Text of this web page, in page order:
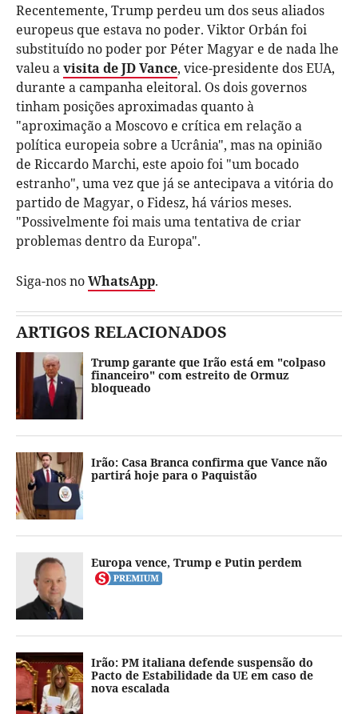
Recentemente, Trump perdeu um dos seus aliados
europeus que estava no poder. Viktor Orbán foi
substituído no poder por Péter Magyar e de nada lhe
valeu avisita de JD Vance, vice-presidente dos EUA,
durante a campanha eleitoral. Os dois governos
tinham posições aproximadas quanto à
"aproximação a Moscovo e crítica em relação a
política europeia sobre a Ucrânia", mas na opinião
de Riccardo Marchi, este apoio foi "um bocado
estranho", uma vez que já se antecipava a vitória do
partido de Magyar, o Fidesz, há vários meses.
"Possivelmente foi mais uma tentativa de criar
problemas dentro da Europa".
Siga-nos noWhatsApp.
ARTIGOS RELACIONADOS
Trump garante que Irão está em "colpaso
financeiro" com estreito de Ormuz
bloqueado
Irão: Casa Branca confirma que Vance não
partirá hoje para o Paquistão
Europa vence, Trump e Putin perdem
Irão: PM italiana defende suspensão do
Pacto de Estabilidade da UE em caso de
nova escalada